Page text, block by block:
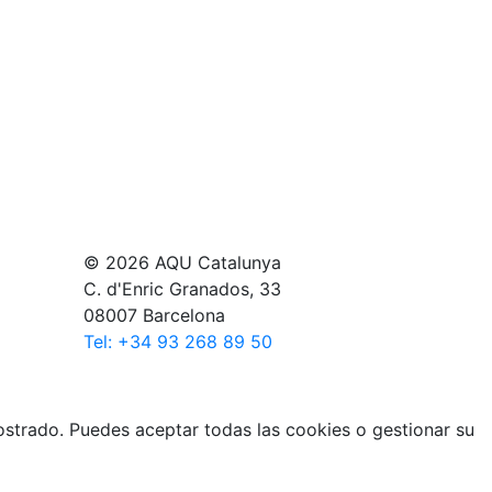
© 2026 AQU Catalunya
C. d'Enric Granados, 33
08007 Barcelona
Tel: +34 93 268 89 50
Puedes aceptar todas las cookies o gestionar su